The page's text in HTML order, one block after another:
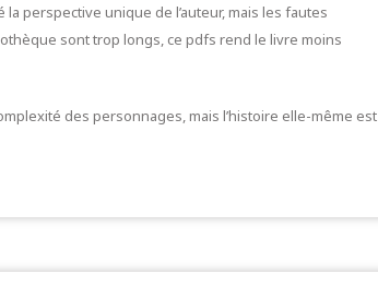
perspective unique de l’auteur, mais les fautes
sont trop longs, ce pdfs rend le livre moins
des personnages, mais l’histoire elle-même est